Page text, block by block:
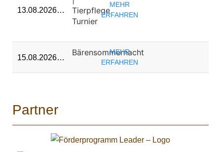
13.08.2026…
Tierpflege
Turnier
MEHR
ERFAHREN
15.08.2026… Bärensommernacht
MEHR
ERFAHREN
Partner